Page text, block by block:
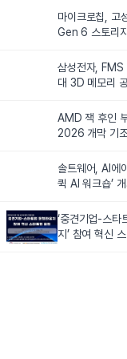
마이크로칩, 고
Gen 6 스토리
삼성전자,
대 3D 메모리
AMD 잭 후인
2026 개막 기
솔트웨어, AI에
퀵 AI 워크숍’
‘중견기업-스타
지’ 참여 혁신